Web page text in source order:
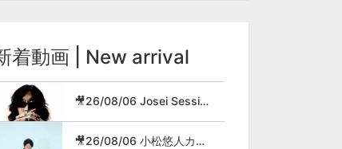
着動画 | New arrival
🎥26/08/06 Josei Session
🎥26/08/06 小松悠人カルテット